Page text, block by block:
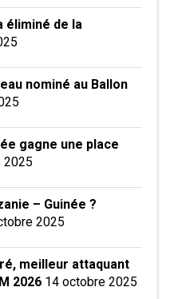
éliminé de la
nominé au Ballon
gagne une place
2025
– Guinée ?
2025
meilleur attaquant
2026 14 octobre 2025